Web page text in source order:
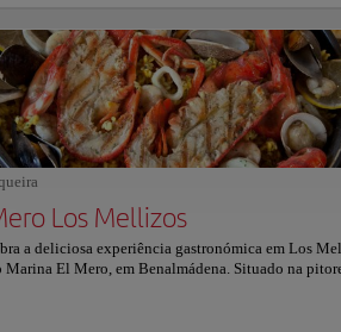
tem uma altura de 39m acima do mar e 26m acima
foi construído aproveitando uma das torres do
Baixo, destruído pelas tropas napoleônicas no
XIX. Em seu recinto estão preservados restos da
mosaicos.
Los Mellizos
a deliciosa experiência gastronómica em Los
Marina El Mero, em Benalmádena. Situado na
Museus e galerias
The